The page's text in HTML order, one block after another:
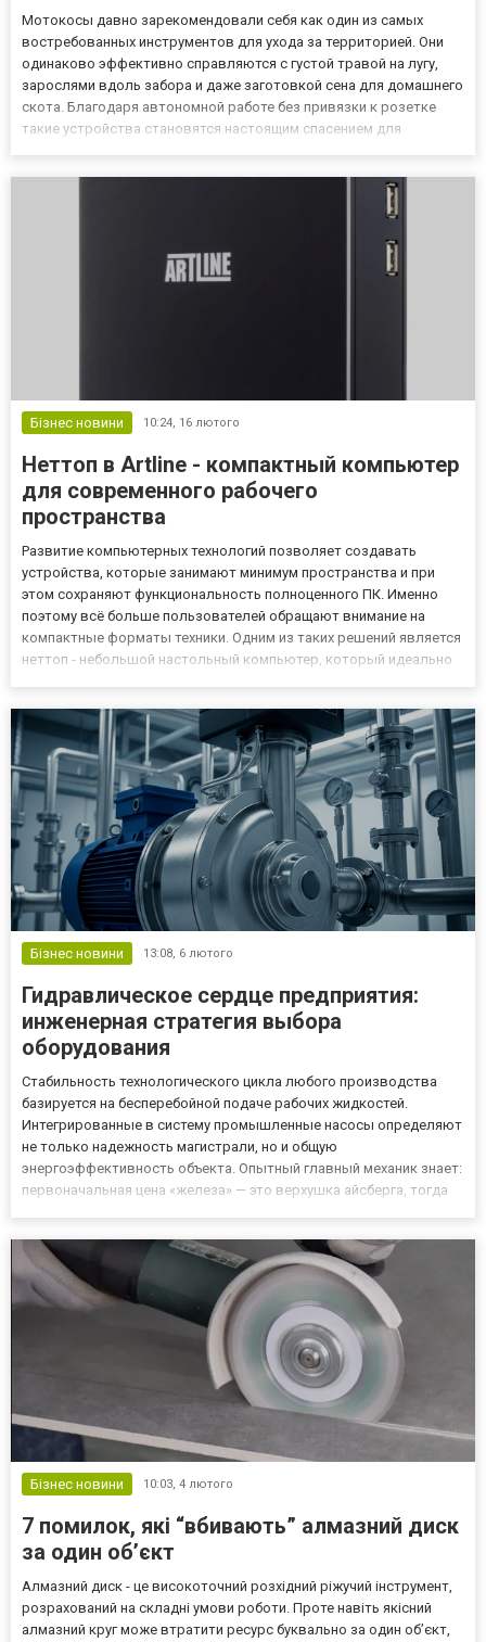
Мотокосы давно зарекомендовали себя как один из самых
востребованных инструментов для ухода за территорией. Они
одинаково эффективно справляются с густой травой на лугу,
зарослями вдоль забора и даже заготовкой сена для домашнего
скота. Благодаря автономной работе без привязки к розетке
такие устройства становятся настоящим спасением для
Бізнес новини 10:24, 16 лютого
Неттоп в Artline - компактный компьютер
для современного рабочего
пространства
Развитие компьютерных технологий позволяет создавать
устройства, которые занимают минимум пространства и при
этом сохраняют функциональность полноценного ПК. Именно
поэтому всё больше пользователей обращают внимание на
компактные форматы техники. Одним из таких решений является
неттоп - небольшой настольный компьютер, который идеально
современные модели н...
Бізнес новини 13:08, 6 лютого
Гидравлическое сердце предприятия:
инженерная стратегия выбора
оборудования
Стабильность технологического цикла любого производства
базируется на бесперебойной подаче рабочих жидкостей.
Интегрированные в систему промышленные насосы определяют
не только надежность магистрали, но и общую
энергоэффективность объекта. Опытный главный механик знает:
первоначальная цена «железа» — это верхушка айсберга, тогда
Моноблок как стандарт...
Бізнес новини 10:03, 4 лютого
7 помилок, які “вбивають” алмазний диск
за один об’єкт
Алмазний диск - це високоточний розхідний ріжучий інструмент,
розрахований на складні умови роботи. Проте навіть якісний
алмазний круг може втратити ресурс буквально за один об’єкт,